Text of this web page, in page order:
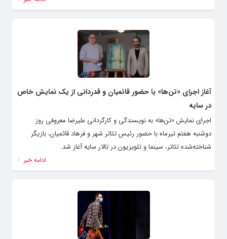
آغاز اجرای «تن‌ها» با حضور قائمیان و قدردانی از یک نمایش خاص
در سایه
اجرای نمایش «تن‌ها» به نویسندگی و کارگردانی علیرضا معروفی روز
دوشنبه هفتم تیرماه با حضور رئیس تئاتر شهر و فرهاد قائمیان، بازیگر
شناخته‌شده تئاتر، سینما و تلویزیون در تالار سایه آغاز شد.
ادامه خبر